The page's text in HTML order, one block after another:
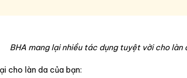
BHA mang lại nhiều tác dụng tuyệt vời cho làn
cho làn da của bạn: